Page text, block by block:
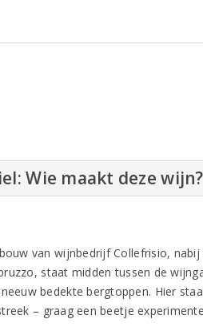
Wie maakt deze wijn?
van wijnbedrijf Collefrisio,
staat midden tussen de
bedekte bergtoppen. Hier
– graag een beetje